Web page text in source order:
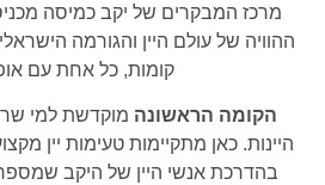
מרכז המבקרים של יקב כמיסה
ההוויה של עולם היין והגורמה
קומות, כל אחת עם
הקומה הראשונה מוקדשת למי
היינות. כאן מתקיימות טעימות יין
בהדרכת אנשי היין של היקב